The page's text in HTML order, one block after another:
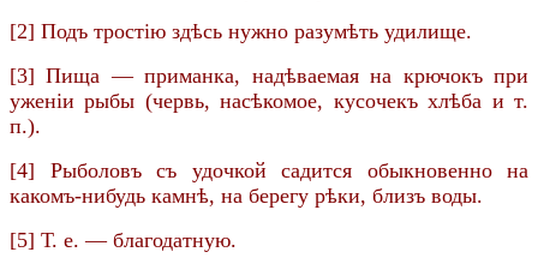
[2] Подъ тростію здѣсь нужно разумѣть удилище.
[3] Пища — приманка, надѣваемая на крючокъ при
уженіи рыбы (червь, насѣкомое, кусочекъ хлѣба и т.
п.).
[4] Рыболовъ съ удочкой садится обыкновенно на
какомъ-нибудь камнѣ, на берегу рѣки, близъ воды.
[5] Т. е. — благодатную.